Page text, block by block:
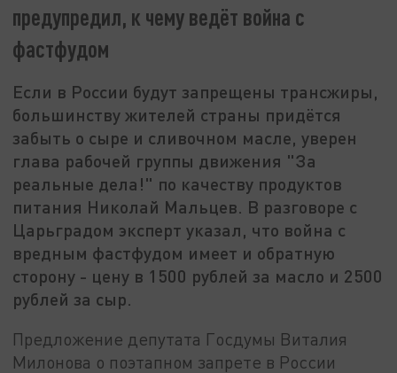
предупредил, к чему ведёт война с
фастфудом
Если в России будут запрещены трансжиры,
большинству жителей страны придётся
забыть о сыре и сливочном масле, уверен
глава рабочей группы движения "За
реальные дела!" по качеству продуктов
питания Николай Мальцев. В разговоре с
Царьградом эксперт указал, что война с
вредным фастфудом имеет и обратную
сторону - цену в 1500 рублей за масло и 2500
рублей за сыр.
Предложение депутата Госдумы Виталия
Милонова о поэтапном запрете в России